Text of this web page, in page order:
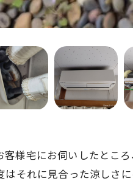
様宅にお伺いしたとこ
それに見合った涼しさ